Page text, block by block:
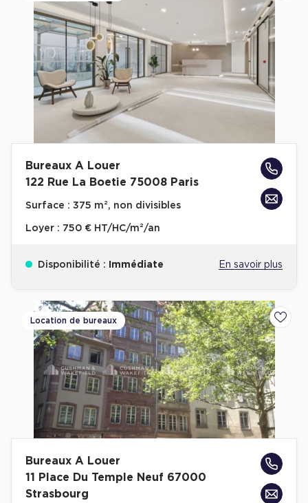
Bureaux A Louer
122 Rue La Boetie 75008 Paris
Surface : 375 m², non divisibles
Loyer : 750 € HT/HC/m²/an
Disponibilité : Immédiate En savoir plus
Location de bureaux
Bureaux A Louer
11 Place Du Temple Neuf 67000
Strasbourg